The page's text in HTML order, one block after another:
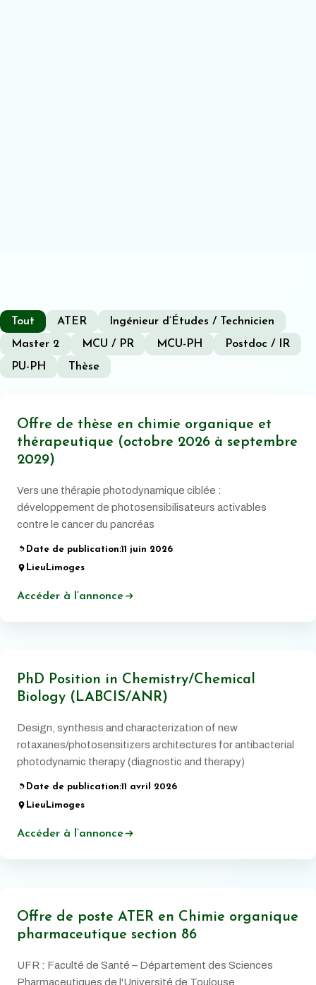
Tout ATER
Ingénieur d’Études / Technicien
Master 2
MCU / PR MCU-PH
Postdoc / IR
PU-PH
Thèse
Offre de thèse en chimie organique et
thérapeutique (octobre 2026 à septembre
2029)
Vers une thérapie photodynamique ciblée :
développement de photosensibilisateurs activables
contre le cancer du pancréas
Date de publication:11 juin 2026
Lieu Limoges
Accéder à l’annonce
PhD Position in Chemistry/Chemical
Biology (LABCIS/ANR)
Design, synthesis and characterization of new
rotaxanes/photosensitizers architectures for antibacterial
photodynamic therapy (diagnostic and therapy)
Date de publication:11 avril 2026
Lieu Limoges
Accéder à l’annonce
Offre de poste ATER en Chimie organique
pharmaceutique section 86
UFR : Faculté de Santé – Département des Sciences
Pharmaceutiques de l'Université de Toulouse